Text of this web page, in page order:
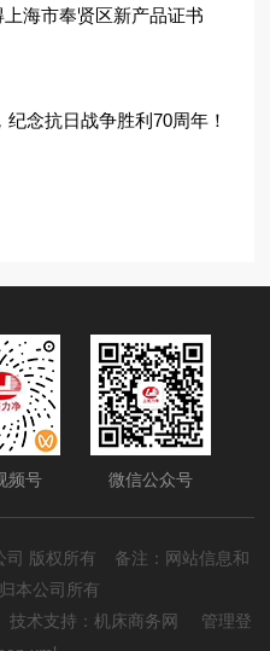
海市奉贤区新产品证书
念抗日战争胜利70周年！
频号 微信公众号
司 版权所有
备注：网站信息和
本公司所有
技术支持： 机床商务网
管理登